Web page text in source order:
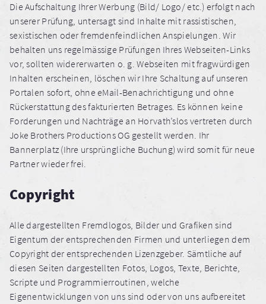
Die Aufschaltung Ihrer Werbung (Bild/ Logo/ etc.) erfolgt nach
unserer Prüfung, untersagt sind Inhalte mit rassistischen,
sexistischen oder fremdenfeindlichen Anspielungen. Wir
behalten uns regelmässige Prüfungen Ihres Webseiten-Links
vor, sollten widererwarten o. g. Webseiten mit fragwürdigen
Inhalten erscheinen, löschen wir Ihre Schaltung auf unseren
Portalen sofort, ohne eMail-Benachrichtigung und ohne
Rückerstattung des fakturierten Betrages. Es können keine
Forderungen und Nachträge an Horvath’slos vertreten durch
Joke Brothers Productions OG gestellt werden. Ihr
Bannerplatz (Ihre ursprüngliche Buchung) wird somit für neue
Partner wieder frei.
Copyright
Alle dargestellten Fremdlogos, Bilder und Grafiken sind
Eigentum der entsprechenden Firmen und unterliegen dem
Copyright der entsprechenden Lizenzgeber. Sämtliche auf
diesen Seiten dargestellten Fotos, Logos, Texte, Berichte,
Scripte und Programmierroutinen, welche
Eigenentwicklungen von uns sind oder von uns aufbereitet